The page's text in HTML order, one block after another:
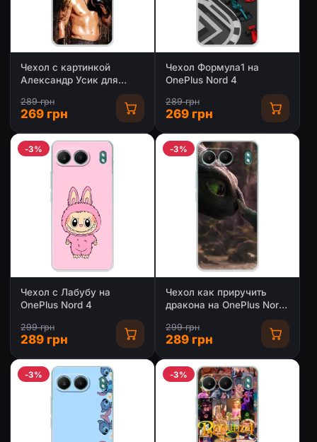
Чехол с картинкой
Александр Усик для
289 грн
269 грн
Чехол Формула1 на
OnePlus Nord 4
289 грн
269 грн
-3%
Чехол с Лабубу на
OnePlus Nord 4
299 грн
289 грн
-3%
Чехол как приручить
дракона на OnePlus Nord
299 грн
289 грн
-3% -3%